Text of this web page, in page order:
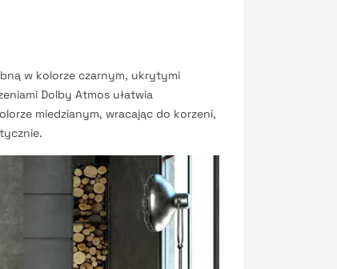
w kolorze czarnym, ukrytymi
Dolby Atmos ułatwia
miedzianym, wracając do korzeni,